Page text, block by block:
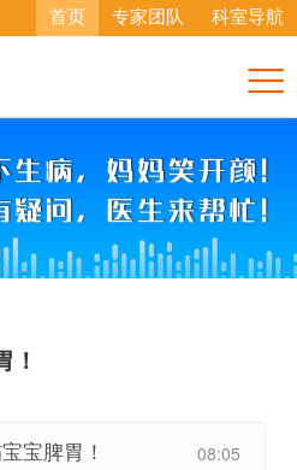
科室导航
专家团队
首页

！
08:05
宝脾胃！